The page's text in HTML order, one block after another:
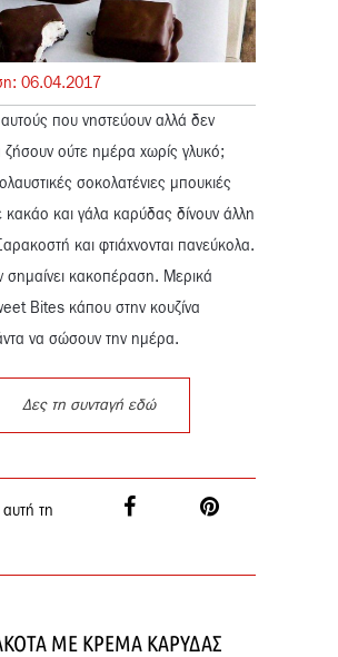
06.04.2017
που νηστεύουν αλλά δεν
ούτε ημέρα χωρίς γλυκό;
σοκολατένιες μπουκιές
και γάλα καρύδας δίνουν άλλη
και φτιάχνονται πανεύκολα.
σημαίνει κακοπέραση. Μερικά
Bites κάπου στην κουζίνα
να σώσουν την ημέρα.
Δες τη συνταγή εδώ
αυτή τη
ΜΕ ΚΡΕΜΑ ΚΑΡΥΔΑΣ